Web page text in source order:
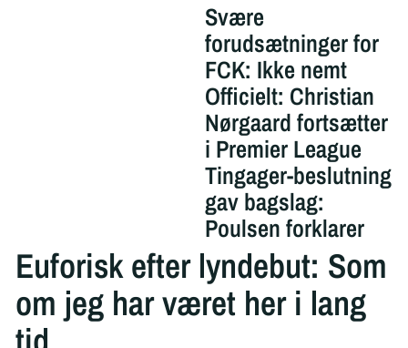
Svære
forudsætninger for
FCK: Ikke nemt
Officielt: Christian
Nørgaard fortsætter
i Premier League
Tingager-beslutning
gav bagslag:
Poulsen forklarer
Euforisk efter lyndebut: Som
om jeg har været her i lang